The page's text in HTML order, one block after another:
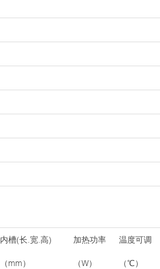
内槽(长.宽.高)
（mm）
加热功率
（W）
温度可调
（℃）